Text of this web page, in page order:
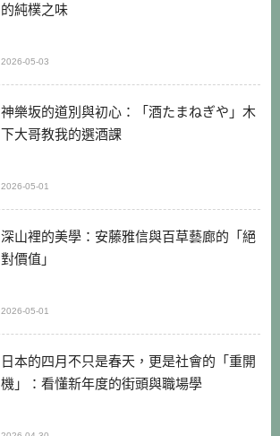
的純樸之味
2026-05-03
神樂坂的道別與初心：「酒たまねぎや」木
下大哥教我的選酒課
2026-05-01
深山裡的美學：安藤雅信與百草藝廊的「絕
對價值」
2026-05-01
日本的四月不只是春天，更是社會的「重開
機」：看懂新年度的街頭與職場學